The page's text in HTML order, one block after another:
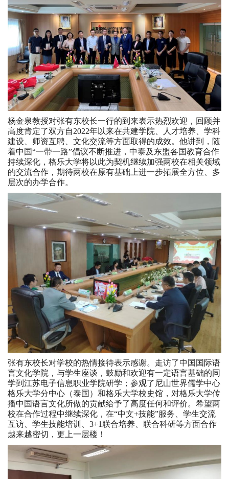
杨金泉教授对张有东校长一行的到来表示热烈欢迎，回顾并
高度肯定了双方自2022年以来在共建学院、人才培养、学科
建设、师资互聘、文化交流等方面取得的成效。他讲到，随
着中国“一带一路”倡议不断推进，中泰及东盟各国教育合作
持续深化，格乐大学将以此为契机继续加强两校在相关领域
的交流合作，期待两校在原有基础上进一步拓展全方位、多
层次的办学合作。
张有东校长对学校的热情接待表示感谢。走访了中国国际语
言文化学院，与学生座谈，鼓励和欢迎有一定语言基础的同
学到江苏电子信息职业学院研学；参观了尼山世界儒学中心
格乐大学分中心（泰国）和格乐大学校史馆，对格乐大学传
播中国语言文化所做的贡献给予了高度任何和评价。希望两
校在合作过程中继续深化，在“中文+技能”服务、学生交流
互访、学生技能培训、3+1联合培养、联合科研等方面合作
越来越密切，更上一层楼！